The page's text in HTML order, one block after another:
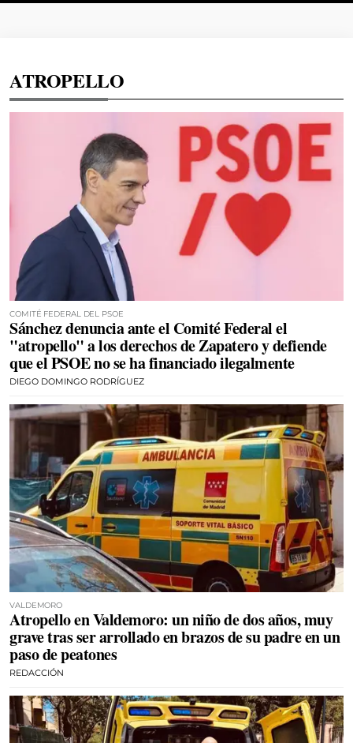
ATROPELLO
COMITÉ FEDERAL DEL PSOE
Sánchez denuncia ante el Comité Federal el
"atropello" a los derechos de Zapatero y defiende
que el PSOE no se ha financiado ilegalmente
DIEGO DOMINGO RODRÍGUEZ
VALDEMORO
Atropello en Valdemoro: un niño de dos años, muy
grave tras ser arrollado en brazos de su padre en un
paso de peatones
REDACCIÓN